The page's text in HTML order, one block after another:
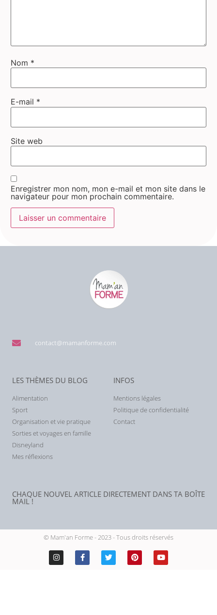
Nom *
E-mail *
Site web
Enregistrer mon nom, mon e-mail et mon site dans le
navigateur pour mon prochain commentaire.
contact@mamanforme.com
LES THÈMES DU BLOG
Alimentation
Sport
Organisation et vie pratique
Sorties et voyages en famille
Disneyland
Mes réflexions
INFOS
Mentions légales
Politique de confidentialité
Contact
CHAQUE NOUVEL ARTICLE DIRECTEMENT DANS TA BOÎTE
MAIL !
© Mam'an Forme - 2023 - Tous droits réservés